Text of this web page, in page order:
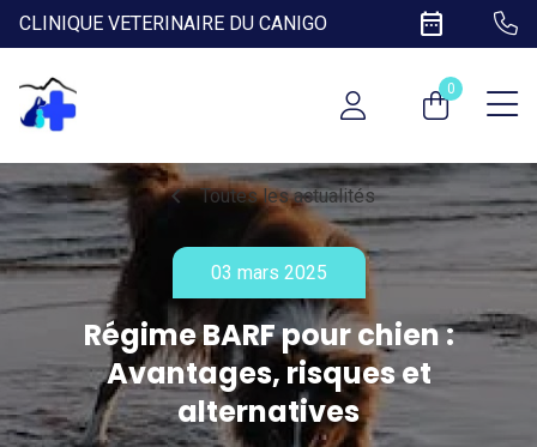
CLINIQUE VETERINAIRE DU CANIGO date_range
0
chevron_left Toutes les actualités
03 mars 2025
Régime BARF pour chien :
Avantages, risques et
alternatives